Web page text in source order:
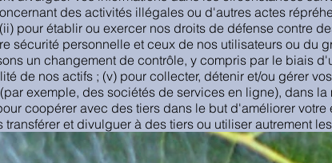
des activités illégales ou d'autres actes
pour établir ou exercer nos droits de défense contre
sécurité personnelle et ceux de nos utilisateurs ou du
un changement de contrôle, y compris par le biais
de nos actifs ; (v) pour collecter, détenir et/ou gérer
exemple, des sociétés de services en ligne), dans
coopérer avec des tiers dans le but d'améliorer
et divulguer à des tiers ou utiliser autrement